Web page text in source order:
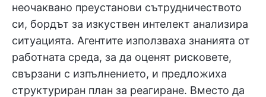
неочаквано преустанови сътрудничеството
си, бордът за изкуствен интелект анализира
ситуацията. Агентите използваха знанията от
работната среда, за да оценят рисковете,
свързани с изпълнението, и предложиха
структуриран план за реагиране. Вместо да